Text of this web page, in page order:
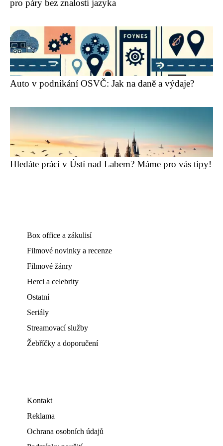
pro páry bez znalosti jazyka
Auto v podnikání OSVČ: Jak na daně a výdaje?
Hledáte práci v Ústí nad Labem? Máme pro vás tipy!
Box office a zákulisí
Filmové novinky a recenze
Filmové žánry
Herci a celebrity
Ostatní
Seriály
Streamovací služby
Žebříčky a doporučení
Kontakt
Reklama
Ochrana osobních údajů